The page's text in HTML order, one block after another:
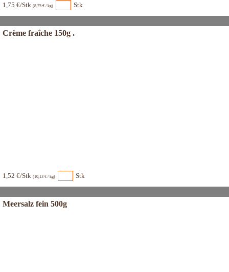
1,75 €/Stk (8,75 € / kg) Stk
Crème fraîche 150g .
1,52 €/Stk (10,13 € / kg) Stk
Meersalz fein 500g